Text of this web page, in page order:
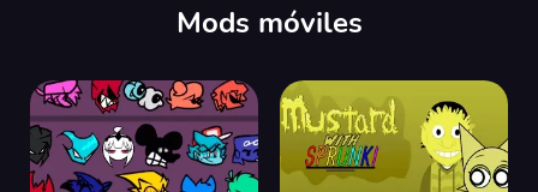
Mods móviles